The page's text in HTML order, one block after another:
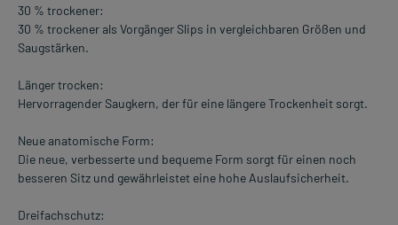
30 % trockener:
30 % trockener als Vorgänger Slips in vergleichbaren Größen und
Saugstärken.
Länger trocken:
Hervorragender Saugkern, der für eine längere Trockenheit sorgt.
Neue anatomische Form:
Die neue, verbesserte und bequeme Form sorgt für einen noch
besseren Sitz und gewährleistet eine hohe Auslaufsicherheit.
Dreifachschutz: